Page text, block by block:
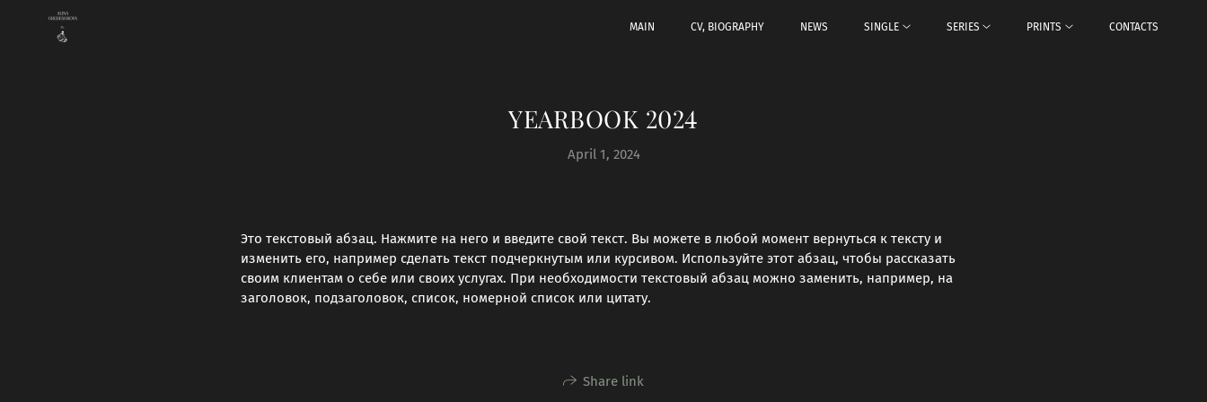
MAIN CV, BIOGRAPHY NEWS SINGLE SERIES PRINTS CONTACTS
YEARBOOK 2024
April 1, 2024
Это текстовый абзац. Нажмите на него и введите свой текст. Вы можете в любой момент вернуться к тексту и
изменить его, например сделать текст подчеркнутым или курсивом. Используйте этот абзац, чтобы рассказать
своим клиентам о себе или своих услугах. При необходимости текстовый абзац можно заменить, например, на
заголовок, подзаголовок, список, номерной список или цитату.
Share link